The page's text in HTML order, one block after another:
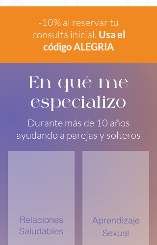
-10% al reservar tu
consulta inicial. Usa el
código ALEGRIA
​En qué me
especializo
Durante más de 10 años
ayudando a parejas y solteros
Relaciones
Saludables
Aprendizaje
Sexual